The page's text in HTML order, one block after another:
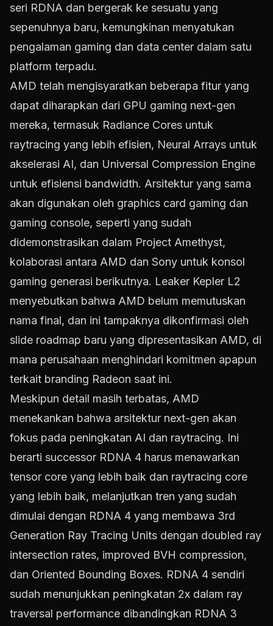
seri RDNA dan bergerak ke sesuatu yang
sepenuhnya baru, kemungkinan menyatukan
pengalaman gaming dan data center dalam satu
platform terpadu.
AMD telah mengisyaratkan beberapa fitur yang
dapat diharapkan dari GPU gaming next-gen
mereka, termasuk Radiance Cores untuk
raytracing yang lebih efisien, Neural Arrays untuk
akselerasi AI, dan Universal Compression Engine
untuk efisiensi bandwidth. Arsitektur yang sama
akan digunakan oleh graphics card gaming dan
gaming console, seperti yang sudah
didemonstrasikan dalam Project Amethyst,
kolaborasi antara AMD dan Sony untuk konsol
gaming generasi berikutnya. Leaker Kepler L2
menyebutkan bahwa AMD belum memutuskan
nama final, dan ini tampaknya dikonfirmasi oleh
slide roadmap baru yang dipresentasikan AMD, di
mana perusahaan menghindari komitmen apapun
terkait branding Radeon saat ini.
Meskipun detail masih terbatas, AMD
menekankan bahwa arsitektur next-gen akan
fokus pada peningkatan AI dan raytracing. Ini
berarti successor RDNA 4 harus menawarkan
tensor core yang lebih baik dan raytracing core
yang lebih baik, melanjutkan tren yang sudah
dimulai dengan RDNA 4 yang membawa 3rd
Generation Ray Tracing Units dengan doubled ray
intersection rates, improved BVH compression,
dan Oriented Bounding Boxes. RDNA 4 sendiri
sudah menunjukkan peningkatan 2x dalam ray
traversal performance dibandingkan RDNA 3